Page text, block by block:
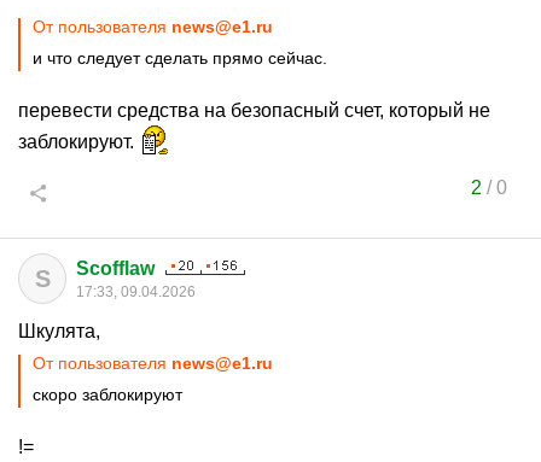
От пользователя news@e1.ru
и что следует сделать прямо сейчас.
перевести средства на безопасный счет, который не
заблокируют.
2 /0
S Scofflaw
17:33, 09.04.2026
Шкулята,
От пользователя news@e1.ru
скоро заблокируют
!=